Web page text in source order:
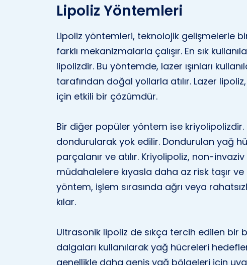
Lipoliz Yöntemleri
Lipoliz yöntemleri, teknolojik gelişmelerle
farklı mekanizmalarla çalışır. En sık
lipolizdir. Bu yöntemde, lazer ışınları
tarafından doğal yollarla atılır. Lazer
için etkili bir çözümdür.
Bir diğer popüler yöntem ise
dondurularak yok edilir. Dondurulan yağ
parçalanır ve atılır. Kriyolipoliz, non-
müdahalelere kıyasla daha az risk taşır ve
yöntem, işlem sırasında ağrı veya
kılar.
Ultrasonik lipoliz de sıkça tercih edilen
dalgaları kullanılarak yağ hücreleri
genellikle daha geniş yağ bölgeleri için